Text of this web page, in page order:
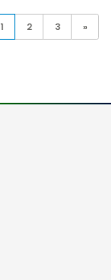
1 2 3 »